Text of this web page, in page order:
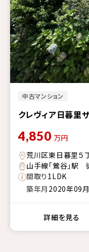
中古マンション
クレヴィア日暮里
4,850 万円
荒川区東日暮里５
山手線「鶯谷」駅
間取り1LDK
築年月 2020年09月
詳細を見る